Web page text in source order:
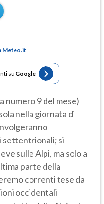
Meteo.it
su Google
numero 9 del mese)
nella giornata di
settentrionali; si
sulle Alpi, ma solo a
parte della
correnti tese da
occidentali